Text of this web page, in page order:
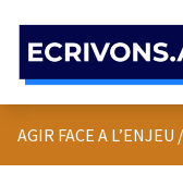
AGIR FACE A L’ENJEU /